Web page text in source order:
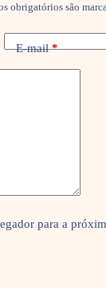
obrigatórios são
E-mail*
para a